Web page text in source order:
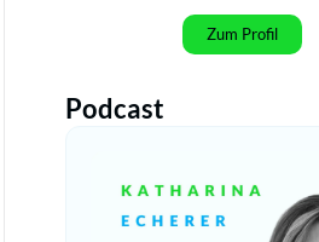
Zum Profil
Podcast